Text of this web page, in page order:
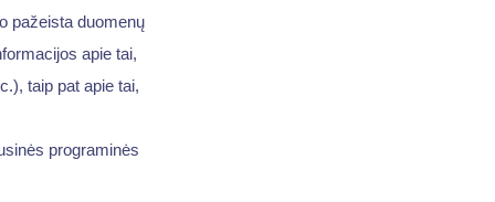
pažeista duomenų
apie tai,
taip pat apie tai,
programinės